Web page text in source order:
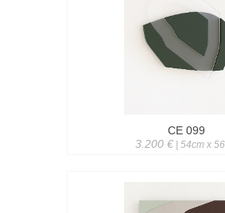
CE 099
3.200 €| 54cm x